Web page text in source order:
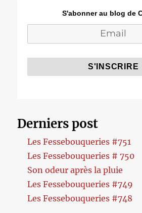
S'abonner au blog de
Derniers post
Les Fessebouqueries #751
Les Fessebouqueries # 750
Son odeur après la pluie
Les Fessebouqueries #749
Les Fessebouqueries #748